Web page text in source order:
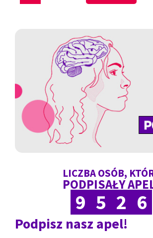
LICZBA OSÓB,
PODPISAŁY
9 5 2 6
Podpisz nasz apel!